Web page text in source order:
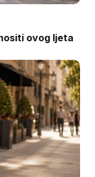
ovog ljeta